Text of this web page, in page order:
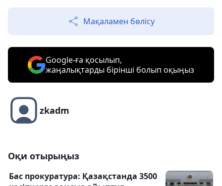
Мақаламен бөлісу
Google-ға қосылып,
жаңалықтарды бірінші болып оқыңыз
zkadm
Оқи отырыңыз
Бас прокуратура: Қазақстанда 3500